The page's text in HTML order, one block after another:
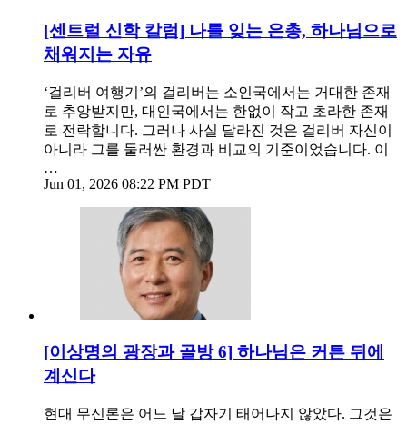
[센트럴 신학 칼럼] 나를 잊는 은총, 하나님으로
채워지는 자유
‘걸리버 여행기’의 걸리버는 소인국에서는 거대한 존재
로 추앙받지만, 대인국에서는 한없이 작고 초라한 존재
로 전락합니다. 그러나 사실 달라진 것은 걸리버 자신이
아니라 그를 둘러싼 환경과 비교의 기준이었습니다. 이
…
Jun 01, 2026 08:22 PM PDT
[이상명의 광장과 골방 6] 하나님은 커튼 뒤에
계신다
현대 무신론은 어느 날 갑자기 태어나지 않았다. 그것은